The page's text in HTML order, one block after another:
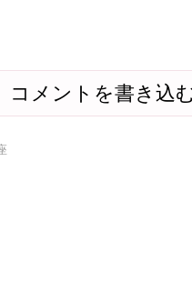
コメントを書き込